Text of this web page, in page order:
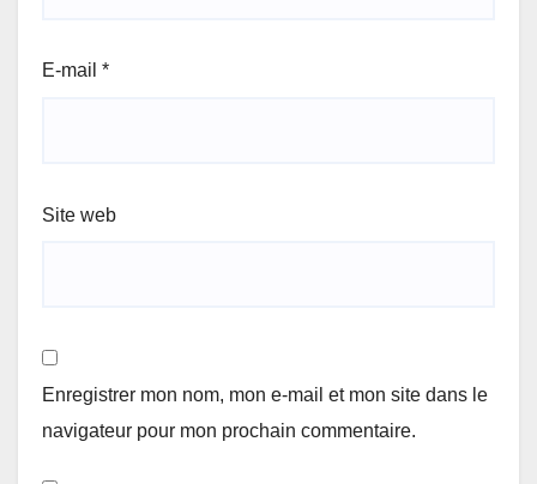
E-mail *
Site web
Enregistrer mon nom, mon e-mail et mon site dans le
navigateur pour mon prochain commentaire.